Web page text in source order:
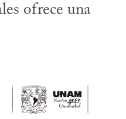
ofrece una